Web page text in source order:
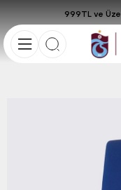
999TL ve